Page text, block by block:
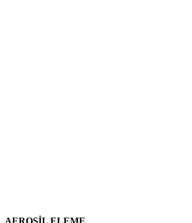
AEROSİL ELEME